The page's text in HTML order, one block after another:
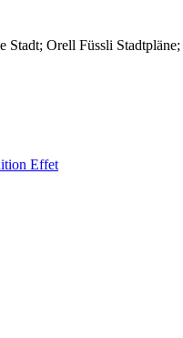
Stadt; Orell Füssli Stadtpläne;
Effet